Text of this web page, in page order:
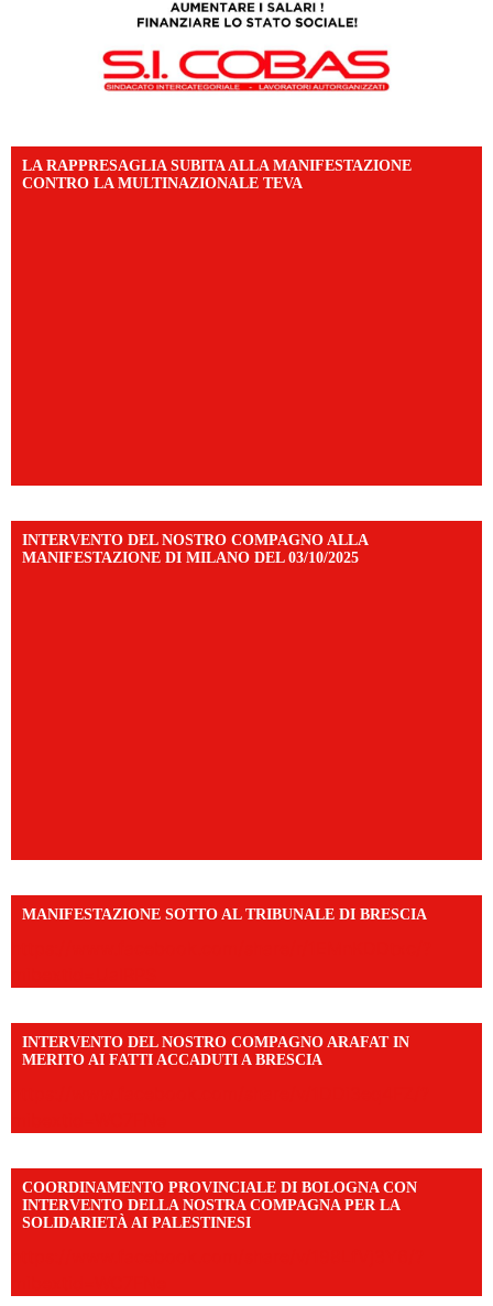
LA RAPPRESAGLIA SUBITA ALLA MANIFESTAZIONE
CONTRO LA MULTINAZIONALE TEVA
INTERVENTO DEL NOSTRO COMPAGNO ALLA
MANIFESTAZIONE DI MILANO DEL 03/10/2025
MANIFESTAZIONE SOTTO AL TRIBUNALE DI BRESCIA
INTERVENTO DEL NOSTRO COMPAGNO ARAFAT IN
MERITO AI FATTI ACCADUTI A BRESCIA
COORDINAMENTO PROVINCIALE DI BOLOGNA CON
INTERVENTO DELLA NOSTRA COMPAGNA PER LA
SOLIDARIETÀ AI PALESTINESI